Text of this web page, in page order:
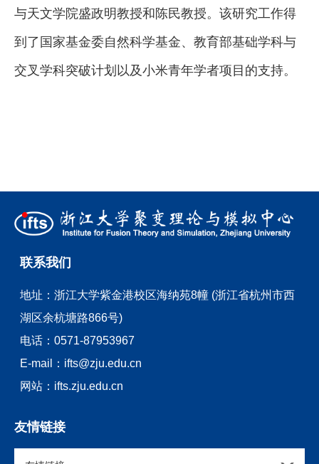
与天文学院盛政明教授和陈民教授。该研究工作得
到了国家基金委自然科学基金、教育部基础学科与
交叉学科突破计划以及小米青年学者项目的支持。
联系我们
地址：浙江大学紫金港校区海纳苑8幢 (浙江省杭州市西
湖区余杭塘路866号)
电话：0571-87953967
E-mail： ifts@zju.edu.cn
网站： ifts.zju.edu.cn
友情链接